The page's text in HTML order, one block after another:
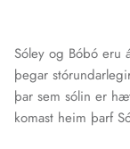
Sóley og Bóbó eru
þegar
þar sem sólin er
komast heim þarf